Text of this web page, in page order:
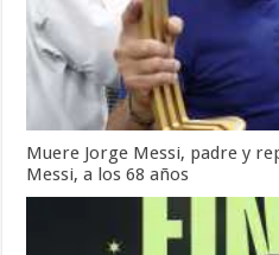
Muere Jorge Messi, padre y
Messi, a los 68 años